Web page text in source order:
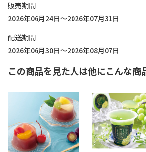
販売期間
2026年06月24日～2026年07月31日
配送期間
2026年06月30日～2026年08月07日
この商品を見た人は他にこんな商